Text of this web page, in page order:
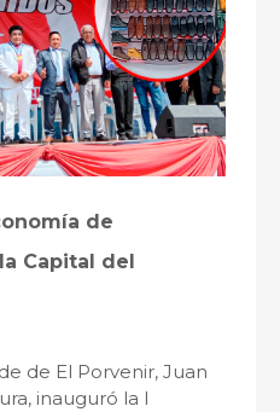
de
Capital del
de El Porvenir, Juan
inauguró la I